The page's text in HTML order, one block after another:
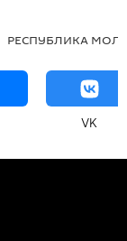
РЕСПУБЛИКА
VK